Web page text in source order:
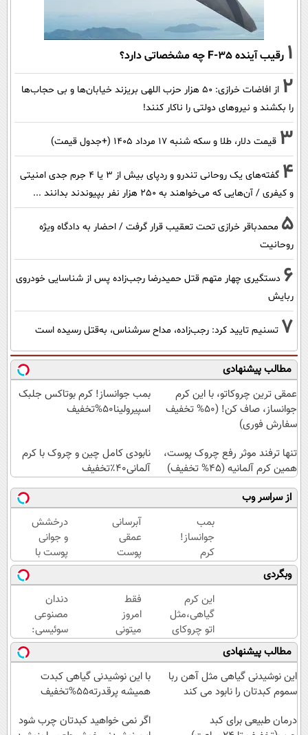
1 رقیب آینده F-35 چه مشخصاتی دارد؟
2
از افاضات خرازی: ۵۰ هزار حزب اللهی بریزند خیابان‌ها و بی حجاب‌ها
را بکشند و نیرو‌های دولتی را ناکار کنند!
3 قیمت دلار، طلا و سکه شنبه ۱۷ مرداد ۱۴۰۵ (+جدول قیمت)
4
گفته‌های یک روحانی تندرو و ردپای بیش از ۳ یا ۴ جرم جدی امنیتی
و کیفری / آن‌هایی که می‌خواهند به ۲۵۰ هزار نفر بپیوندند بدانند ...
5 محمدباقر خرازی تحت تعقیب قرار گرفت / احضار به دادگاه ویژه
روحانیت
6 دستگیری چهار متهم قتل حمیدرضا رجب‌زاده پس از شناسایی خودروی
ربایش
7 تسنیم تایید کرد: رجب‌زاده، مداح سرشناس، به‌قتل رسیده است
مطالب پیشنهادی
عمقی ترین چروکاتو، با این کرم
جوانساز، صاف کن! (50% تخفیف
سفارش فوری)
بمب جوانساز! کرم بوتاکس جلبک
اسپیرولینا50%تخفیف
تنها ترفند موثر رفع چروک پوست،
همین کرم آلمانیه (45% تخفیف)
نابودی کامل چین و چروک با کرم
آلمانی۴۰٪تخفیف
از سراسر وب
بمب
جوانساز!
کرم
بوتاکس
جلبک
اسپیرولینا50%تخفیف
آبرسانی
عمقی
پوست
در
تابستان
با کرم
جوانساز
آلمانی!
درخشش
و جوانی
پوست با
جلبک
اسپیرولینا!
خرید
محصول با
تخفیف
ویژه
وبگردی
این کرم
گیاهی،مثل
اتو چروکای
پوستتوصاف
میکنه!50%تخفیف
فقط
امروز
میتونی
معروف
ترین
چربیسوز
لاغری
رو با
دندان
مصنوعی
سوئیسی:
جدیدترین
فناوری
اروپا،
سبک و
پرداخت
مطالب پیشنهادی
این نوشیدنی گیاهی مثل آهن ربا
سموم کبدتان را نابود می کند
با این نوشیدنی گیاهی کبدت
همیشه پرقدرته55%تخفیف
درمان طبیعی برای کبد
اگر نمی خواهید کبدتان چرب شود